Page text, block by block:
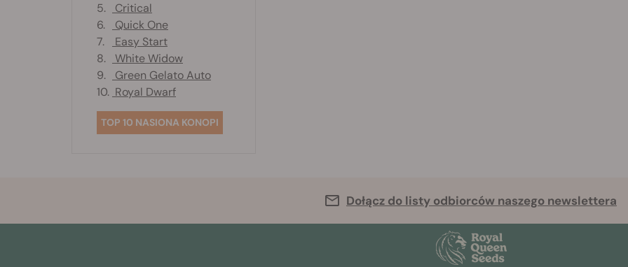
5.
Critical
6.
Quick One
7.
Easy Start
8.
White Widow
9.
Green Gelato Auto
10. Royal Dwarf
TOP 10 NASIONA KONOPI
Dołącz do listy odbiorców naszego newslettera